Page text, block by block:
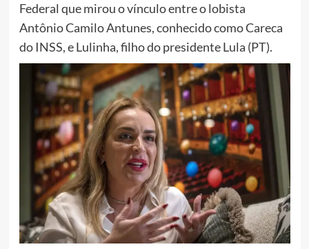
Federal que mirou o vínculo entre o lobista
Antônio Camilo Antunes, conhecido como Careca
do INSS, e Lulinha, filho do presidente Lula (PT).